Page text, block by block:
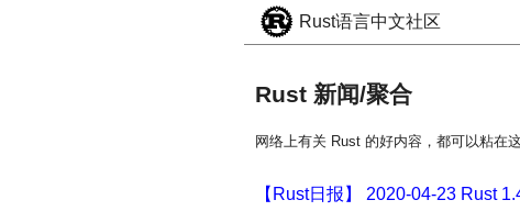
Rust语言中文社区
Rust 新闻/聚合
网络上有关 Rust 的好内容，都可以粘在
【Rust日报】 2020-04-23 Rust